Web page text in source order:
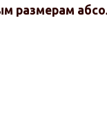
размерам